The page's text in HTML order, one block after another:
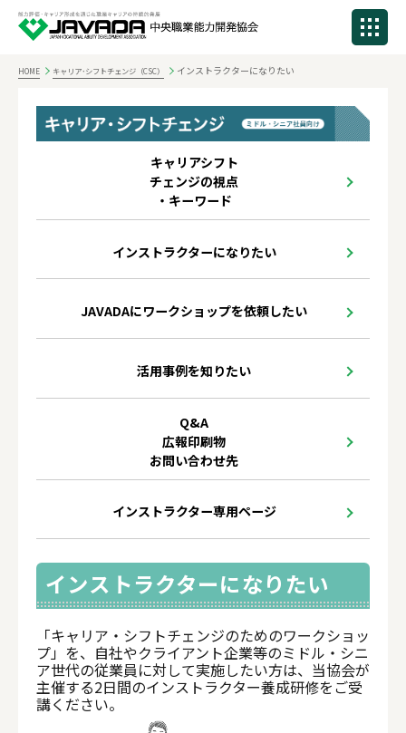
HOME キャリア･シフトチェンジ（CSC） インストラクターになりたい
キャリアシフト
チェンジの視点
・キーワード
インストラクターになりたい
JAVADAにワークショップを依頼したい
活用事例を知りたい
Q&A
広報印刷物
お問い合わせ先
インストラクター専用ページ
インストラクターになりたい
「キャリア・シフトチェンジのためのワークショッ
プ」を、自社やクライアント企業等のミドル・シニ
ア世代の従業員に対して実施したい方は、当協会が
主催する2日間のインストラクター養成研修をご受
講ください。